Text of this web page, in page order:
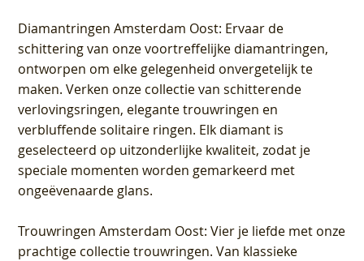
Diamantringen Amsterdam Oost: Ervaar de
schittering van onze voortreffelijke diamantringen,
ontworpen om elke gelegenheid onvergetelijk te
maken. Verken onze collectie van schitterende
verlovingsringen, elegante trouwringen en
verbluffende solitaire ringen. Elk diamant is
geselecteerd op uitzonderlijke kwaliteit, zodat je
speciale momenten worden gemarkeerd met
ongeëvenaarde glans.
Trouwringen Amsterdam Oost: Vier je liefde met onze
prachtige collectie trouwringen. Van klassieke